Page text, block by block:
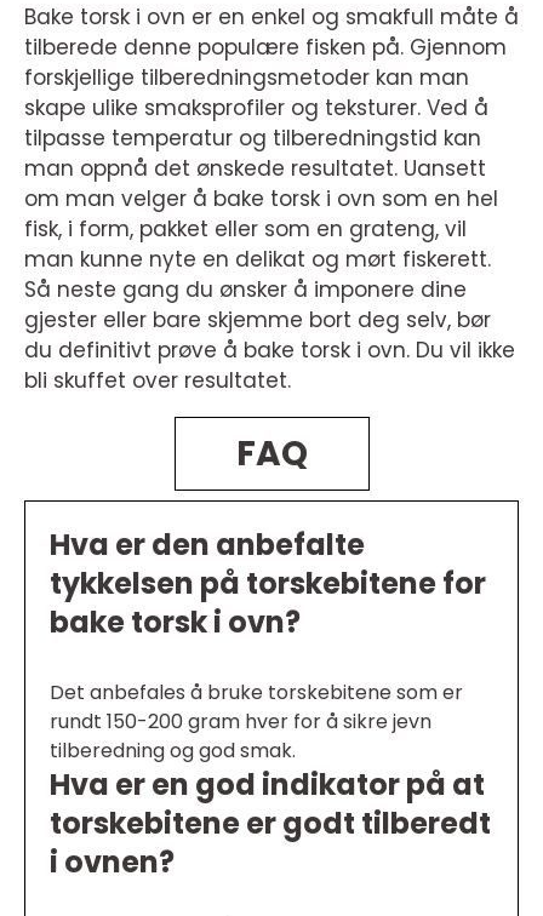
Bake torsk i ovn er en enkel og smakfull måte å
tilberede denne populære fisken på. Gjennom
forskjellige tilberedningsmetoder kan man
skape ulike smaksprofiler og teksturer. Ved å
tilpasse temperatur og tilberedningstid kan
man oppnå det ønskede resultatet. Uansett
om man velger å bake torsk i ovn som en hel
fisk, i form, pakket eller som en grateng, vil
man kunne nyte en delikat og mørt fiskerett.
Så neste gang du ønsker å imponere dine
gjester eller bare skjemme bort deg selv, bør
du definitivt prøve å bake torsk i ovn. Du vil ikke
bli skuffet over resultatet.
FAQ
Hva er den anbefalte
tykkelsen på torskebitene for
bake torsk i ovn?
Det anbefales å bruke torskebitene som er
rundt 150-200 gram hver for å sikre jevn
tilberedning og god smak.
Hva er en god indikator på at
torskebitene er godt tilberedt
i ovnen?